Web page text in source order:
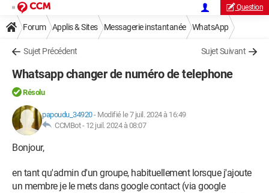
Question
Forum Applis & Sites Messagerie instantanée WhatsApp
Sujet Précédent Sujet Suivant
Whatsapp changer de numéro de telephone
Résolu
papoudu_34920- Modifié le 7 juil. 2024 à 16:49
CCMBot - 12 juil. 2024 à 08:07
Bonjour,
en tant qu'admin d'un groupe, habituellement lorsque j'ajoute
un membre je le mets dans google contact (via google